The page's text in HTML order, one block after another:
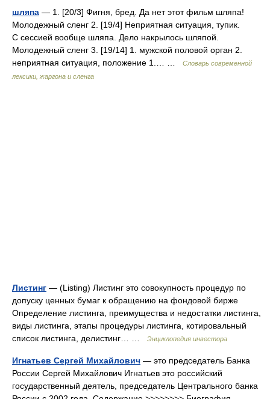
шляпа — 1. [20/3] Фигня, бред. Да нет этот фильм шляпа!
Молодежный сленг 2. [19/4] Неприятная ситуация, тупик.
С сессией вообще шляпа. Дело накрылось шляпой.
Молодежный сленг 3. [19/14] 1. мужской половой орган 2.
неприятная ситуация, положение 1.… …
Cловарь современной
лексики, жаргона и сленга
Листинг — (Listing) Листинг это совокупность процедур по
допуску ценных бумаг к обращению на фондовой бирже
Определение листинга, преимущества и недостатки листинга,
виды листинга, этапы процедуры листинга, котировальный
список листинга, делистинг… …
Энциклопедия инвестора
Игнатьев Сергей Михайлович — это председатель Банка
России Сергей Михайлович Игнатьев это российский
государственный деятель, председатель Центрального банка